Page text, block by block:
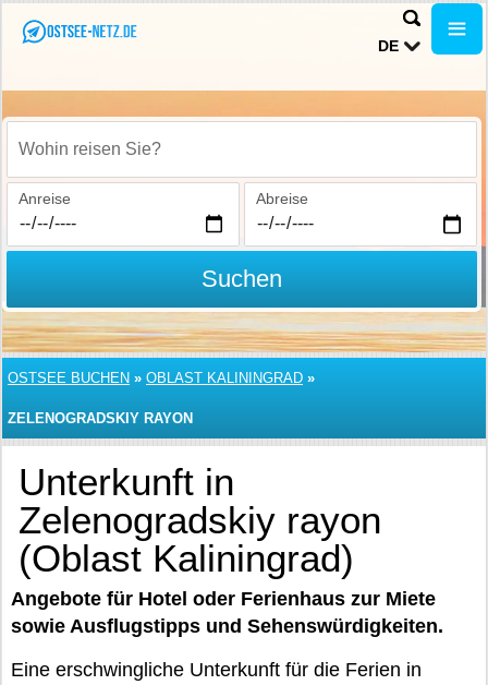
DE
Wohin reisen Sie?
Anreise Abreise
Suchen
OSTSEE BUCHEN » OBLAST KALININGRAD »
ZELENOGRADSKIY RAYON
Unterkunft in
Zelenogradskiy rayon
(Oblast Kaliningrad)
Angebote für Hotel oder Ferienhaus zur Miete
sowie Ausflugstipps und Sehenswürdigkeiten.
Eine erschwingliche Unterkunft für die Ferien in